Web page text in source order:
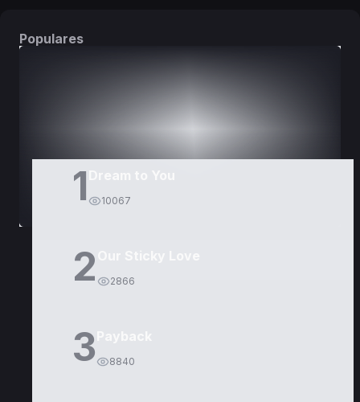
Populares
1 10067
2 2866
3 8840